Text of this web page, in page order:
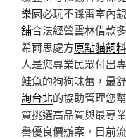
樂園必玩不踩雷室內
舖合法經營雲林借款
希爾思處方原點貓飼料
人是您專業民眾付出
鮭魚的狗狗味蕾，最
詢台北的協助管理您
質挑選高品質與最專
譽優良價辦案，目前